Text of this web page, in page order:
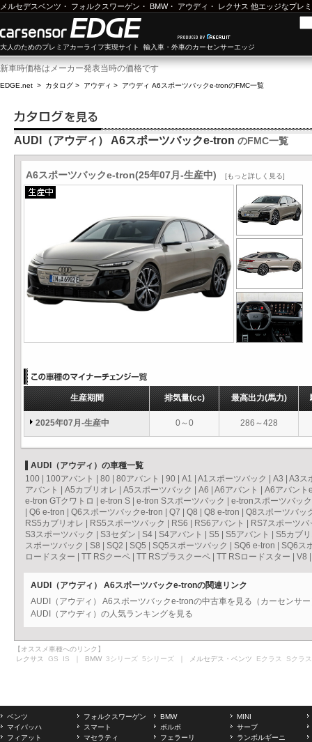
メルセデスベンツ ・ フォルクスワーゲン ・ BMW・ アウディ ・ レクサス 他エッジなプレ
大人のためのプレミアカーライフ実現サイト 輸入車・外車のカーセンサーエッジ
新車時価格はメーカー発表当時の価格です
EDGE.net > カタログ > アウディ > アウディ A6スポーツバックe-tronのFMC一覧
AUDI（アウディ） A6スポーツバックe-tron のFMC一覧
A6スポーツバックe-tron(25年07月-生産中) [もっと詳しく見る]
生産期間 排気量(cc) 最高出力(馬力)
2025年07月-生産中 0～0 286～428
AUDI（アウディ）の車種一覧
100
100アバント 80 80アバント 90 A1 A1スポーツバック A3
A3ス
アバント
A5カブリオレ A5スポーツバック A6 A6アバント
A6アバント
e-tron GTクワトロ
e-tron S e-tron Sスポーツバック
e-tronスポーツバック
Q6 e-tron Q6スポーツバックe-tron Q7 Q8 Q8 e-tron
Q8スポーツバッ
RS5カブリオレ
RS5スポーツバック RS6 RS6アバント
RS7スポーツバ
S3スポーツバック
S3セダン S4 S4アバント S5 S5アバント
S5カブ
スポーツバック
S8 SQ2 SQ5 SQ5スポーツバック SQ6 e-tron
SQ6ス
ロードスター
TT RSクーペ TT RSプラスクーペ TT RSロードスター V8
AUDI（アウディ） A6スポーツバックe-tronの関連リンク
AUDI（アウディ） A6スポーツバックe-tronの中古車を見る（カーセンサ
AUDI（アウディ）の人気ランキングを見る
【オススメ車種へのリンク】
レクサス GS IS ｜ BMW 3シリーズ 5シリーズ ｜ メルセデス・ベンツ Eクラス Sクラス
ベンツ フォルクスワーゲン BMW
MINI
マイバッハ
スマート ボルボ
サーブ
フィアット
マセラティ フェラーリ ランボルギーニ